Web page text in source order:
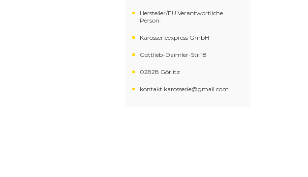
Hersteller/EU Verantwortliche
Person:
Karosserieexpress GmbH
Gottlieb-Daimler-Str.18
02828 Görlitz
kontakt.karosserie@gmail.com